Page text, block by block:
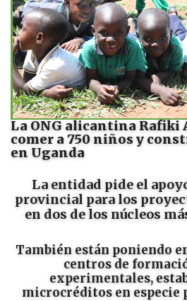
La ONG alicantina Rafiki
comer a 750 niños y
en Uganda
La entidad pide el
provincial para los
en dos de los núcleos
También están poniendo
centros de
experimentales,
microcréditos en especie